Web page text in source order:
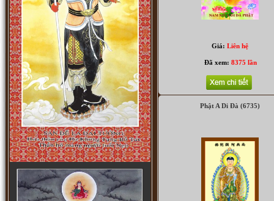
Adida (3071)
Giá: Liên hệ
Đã xem:8375 lần
Phật A Di Đà (6735)